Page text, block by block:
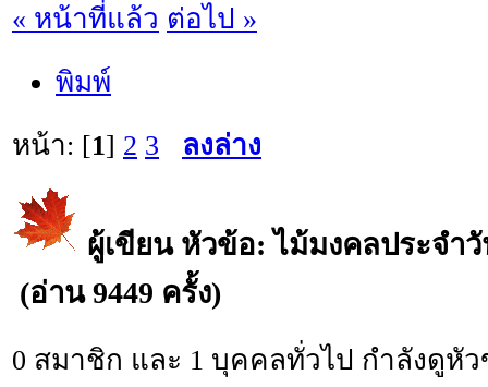
« หน้าที่แล้ว ต่อไป »
พิมพ์
หน้า: [1] 2 3 ลงล่าง
ผู้เขียนหัวข้อ: ไม้มงคลประจำวั
(อ่าน 9449 ครั้ง)
0 สมาชิก และ 1 บุคคลทั่วไป กำลังดูหั